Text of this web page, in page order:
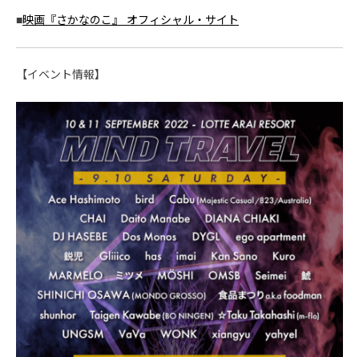
■映画『さかなのこ』 オフィシャル・サイト
【イベント情報】